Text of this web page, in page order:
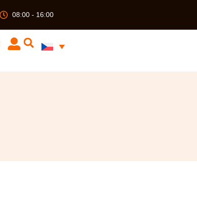
08:00 - 16:00